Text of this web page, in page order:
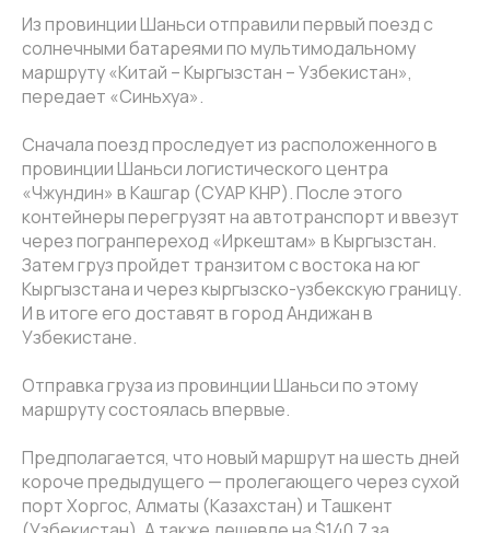
Из провинции Шаньси отправили первый поезд с
солнечными батареями по мультимодальному
маршруту «Китай – Кыргызстан – Узбекистан»,
передает «Синьхуа».
Сначала поезд проследует из расположенного в
провинции Шаньси логистического центра
«Чжундин» в Кашгар (СУАР КНР). После этого
контейнеры перегрузят на автотранспорт и ввезут
через погранпереход «Иркештам» в Кыргызстан.
Затем груз пройдет транзитом с востока на юг
Кыргызстана и через кыргызско-узбекскую границу.
И в итоге его доставят в город Андижан в
Узбекистане.
Отправка груза из провинции Шаньси по этому
маршруту состоялась впервые.
Предполагается, что новый маршрут на шесть дней
короче предыдущего — пролегающего через сухой
порт Хоргос, Алматы (Казахстан) и Ташкент